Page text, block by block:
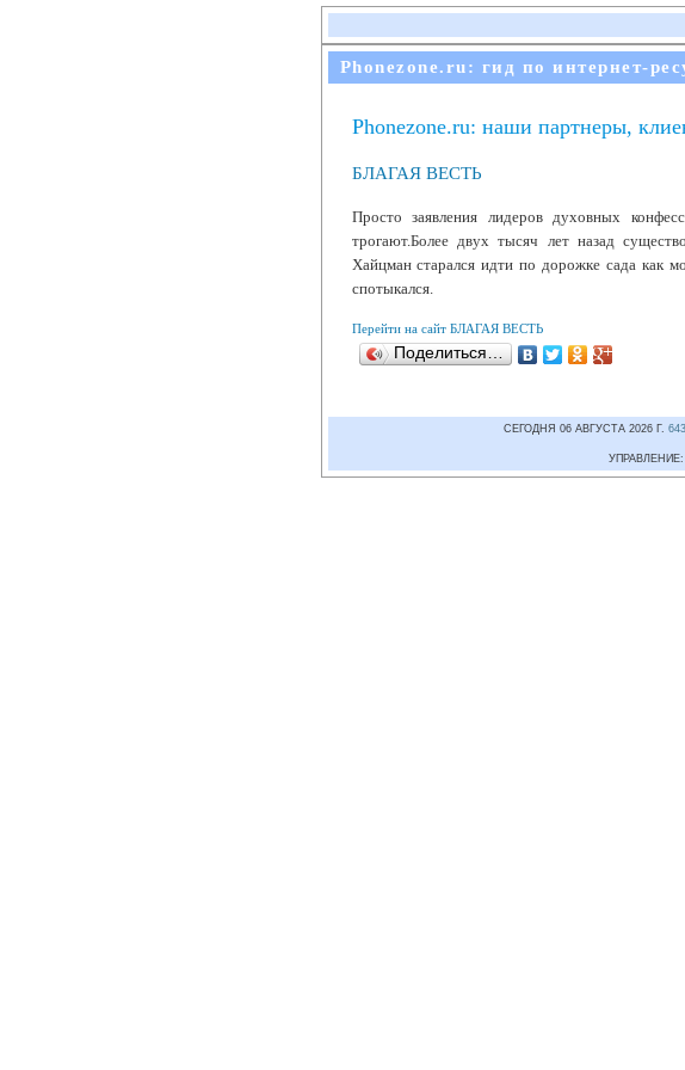
Phonezone.ru: гид по интернет-
Phonezone.ru: наши партнеры,
БЛАГАЯ ВЕСТЬ
Просто заявления лидеров духовных
трогают.Более двух тысяч лет назад
Хайцман старался идти по дорожке сада как
спотыкался.
Перейти на сайт БЛАГАЯ ВЕСТЬ
Поделиться…
СЕГОДНЯ 06 АВГУСТА 2026 Г.
УПРАВЛЕНИЕ: